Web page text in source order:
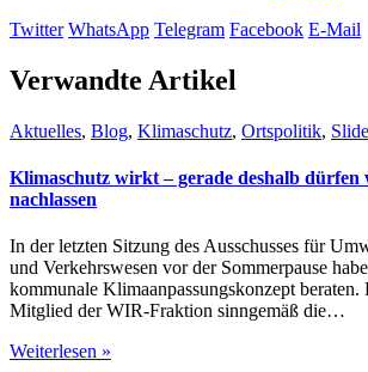
Twitter WhatsApp Telegram Facebook E-Mail
Verwandte Artikel
Aktuelles, Blog, Klimaschutz, Ortspolitik,
Klimaschutz wirkt – gerade deshalb
nachlassen
In der letzten Sitzung des Ausschusses für
und Verkehrswesen vor der Sommerpause
kommunale Klimaanpassungskonzept beraten.
Mitglied der WIR-Fraktion sinngemäß die…
Weiterlesen »